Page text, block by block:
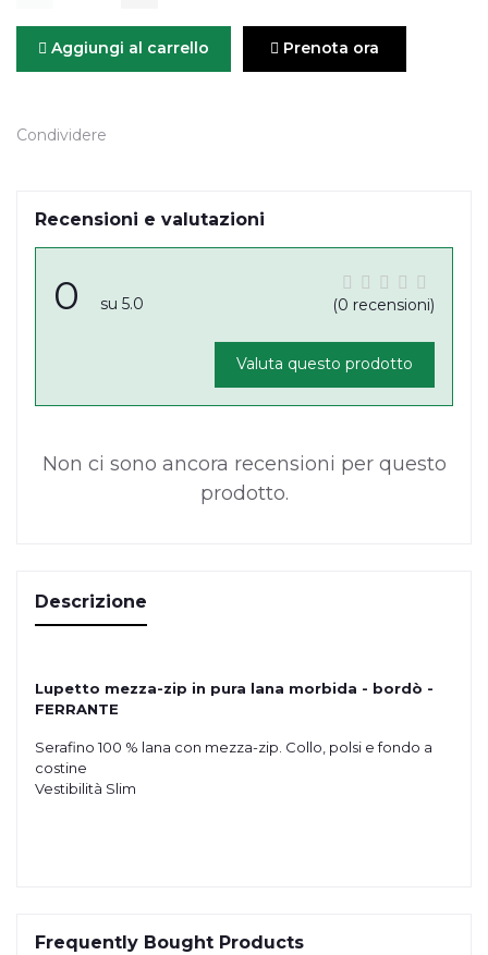
Aggiungi al carrello Prenota ora
Condividere
Recensioni e valutazioni
0 su 5.0 (0 recensioni)
Valuta questo prodotto
Non ci sono ancora recensioni per questo
prodotto.
Descrizione
Lupetto mezza-zip in pura lana morbida - bordò -
FERRANTE
Serafino 100 % lana con mezza-zip. Collo, polsi e fondo a
costine
Vestibilità Slim
Frequently Bought Products